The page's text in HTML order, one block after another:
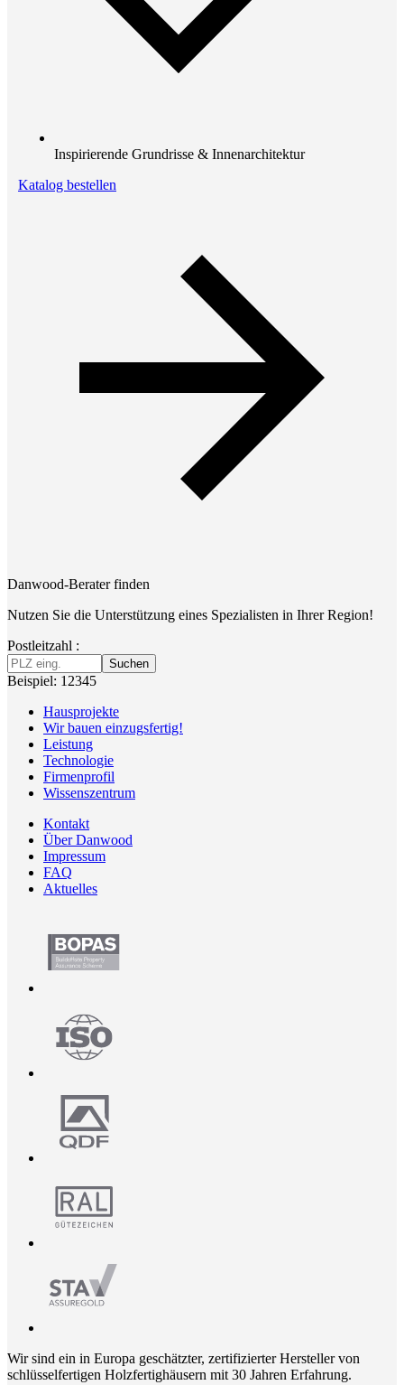
Inspirierende Grundrisse & Innenarchitektur
Katalog bestellen
Danwood-Berater finden
Nutzen Sie die Unterstützung eines Spezialisten in Ihrer Region!
Postleitzahl :
Suchen
Beispiel: 12345
Hausprojekte
Wir bauen einzugsfertig!
Leistung
Technologie
Firmenprofil
Wissenszentrum
Kontakt
Über Danwood
Impressum
FAQ
Aktuelles
Wir sind ein in Europa geschätzter, zertifizierter Hersteller von
schlüsselfertigen Holzfertighäusern mit 30 Jahren Erfahrung.